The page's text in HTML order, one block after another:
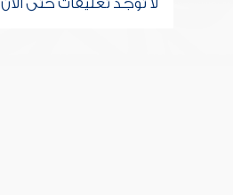
لا توجد تعليقات حتى الآن